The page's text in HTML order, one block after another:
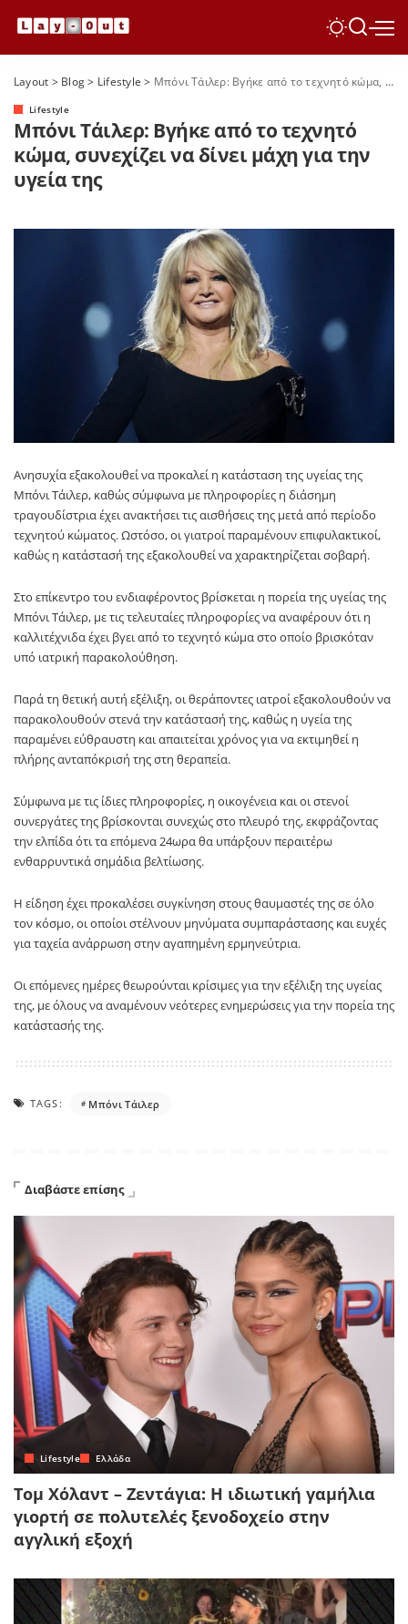
Layout > Blog> Lifestyle > Μπόνι Τάιλερ: Βγήκε από το τεχνητό κώμα, συνεχίζει να δίνει μάχη για την υγεία της
Lifestyle
Μπόνι Τάιλερ: Βγήκε από το τεχνητό
κώμα, συνεχίζει να δίνει μάχη για την
υγεία της
Ανησυχία εξακολουθεί να προκαλεί η κατάσταση της υγείας της
Μπόνι Τάιλερ, καθώς σύμφωνα με πληροφορίες η διάσημη
τραγουδίστρια έχει ανακτήσει τις αισθήσεις της μετά από περίοδο
τεχνητού κώματος. Ωστόσο, οι γιατροί παραμένουν επιφυλακτικοί,
καθώς η κατάστασή της εξακολουθεί να χαρακτηρίζεται σοβαρή.
Στο επίκεντρο του ενδιαφέροντος βρίσκεται η πορεία της υγείας της
Μπόνι Τάιλερ, με τις τελευταίες πληροφορίες να αναφέρουν ότι η
καλλιτέχνιδα έχει βγει από το τεχνητό κώμα στο οποίο βρισκόταν
υπό ιατρική παρακολούθηση.
Παρά τη θετική αυτή εξέλιξη, οι θεράποντες ιατροί εξακολουθούν να
παρακολουθούν στενά την κατάστασή της, καθώς η υγεία της
παραμένει εύθραυστη και απαιτείται χρόνος για να εκτιμηθεί η
πλήρης ανταπόκρισή της στη θεραπεία.
Σύμφωνα με τις ίδιες πληροφορίες, η οικογένεια και οι στενοί
συνεργάτες της βρίσκονται συνεχώς στο πλευρό της, εκφράζοντας
την ελπίδα ότι τα επόμενα 24ωρα θα υπάρξουν περαιτέρω
ενθαρρυντικά σημάδια βελτίωσης.
Η είδηση έχει προκαλέσει συγκίνηση στους θαυμαστές της σε όλο
τον κόσμο, οι οποίοι στέλνουν μηνύματα συμπαράστασης και ευχές
για ταχεία ανάρρωση στην αγαπημένη ερμηνεύτρια.
Οι επόμενες ημέρες θεωρούνται κρίσιμες για την εξέλιξη της υγείας
της, με όλους να αναμένουν νεότερες ενημερώσεις για την πορεία της
κατάστασής της.
TAGS: Μπόνι Τάιλερ
Διαβάστε επίσης
Lifestyle Ελλάδα
Τομ Χόλαντ – Ζεντάγια: Η ιδιωτική γαμήλια
γιορτή σε πολυτελές ξενοδοχείο στην
αγγλική εξοχή